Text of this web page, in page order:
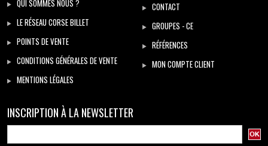
QUI SOMMES NOUS ?
LE RÉSEAU CORSE BILLET
POINTS DE VENTE
CONDITIONS GÉNÉRALES DE VENTE
MENTIONS LÉGALES
CONTACT
GROUPES - CE
RÉFÉRENCES
MON COMPTE CLIENT
INSCRIPTION À LA NEWSLETTER